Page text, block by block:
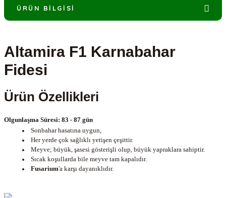
ÜRÜN BILGISI
Altamira F1 Karnabahar
Fidesi
Ürün Özellikleri
Olgunlaşma Süresi: 83 - 87 gün
Sonbahar hasatına uygun,
Her yerde çok sağlıklı yetişen çeşittir.
Meyve; büyük, şasesi gösterişli olup, büyük yapraklara sahiptir.
Sıcak koşullarda bile meyve tam kapalıdır.
Fusarium'a karşı dayanıklıdır.